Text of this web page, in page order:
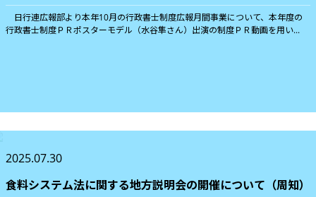
日行連広報部より本年10月の行政書士制度広報月間事業について、本年度の
行政書士制度ＰＲポスターモデル（水谷隼さん）出演の制度ＰＲ動画を用い...
2025.07.30
食料システム法に関する地方説明会の開催について（周知）